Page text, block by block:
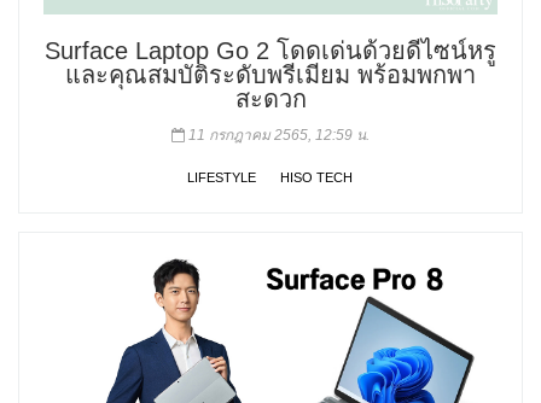
Surface Laptop Go 2 โดดเด่นด้วยดีไซน์หรู
และคุณสมบัติระดับพรีเมียม พร้อมพกพา
สะดวก
11 กรกฎาคม 2565, 12:59 น.
LIFESTYLE HISO TECH